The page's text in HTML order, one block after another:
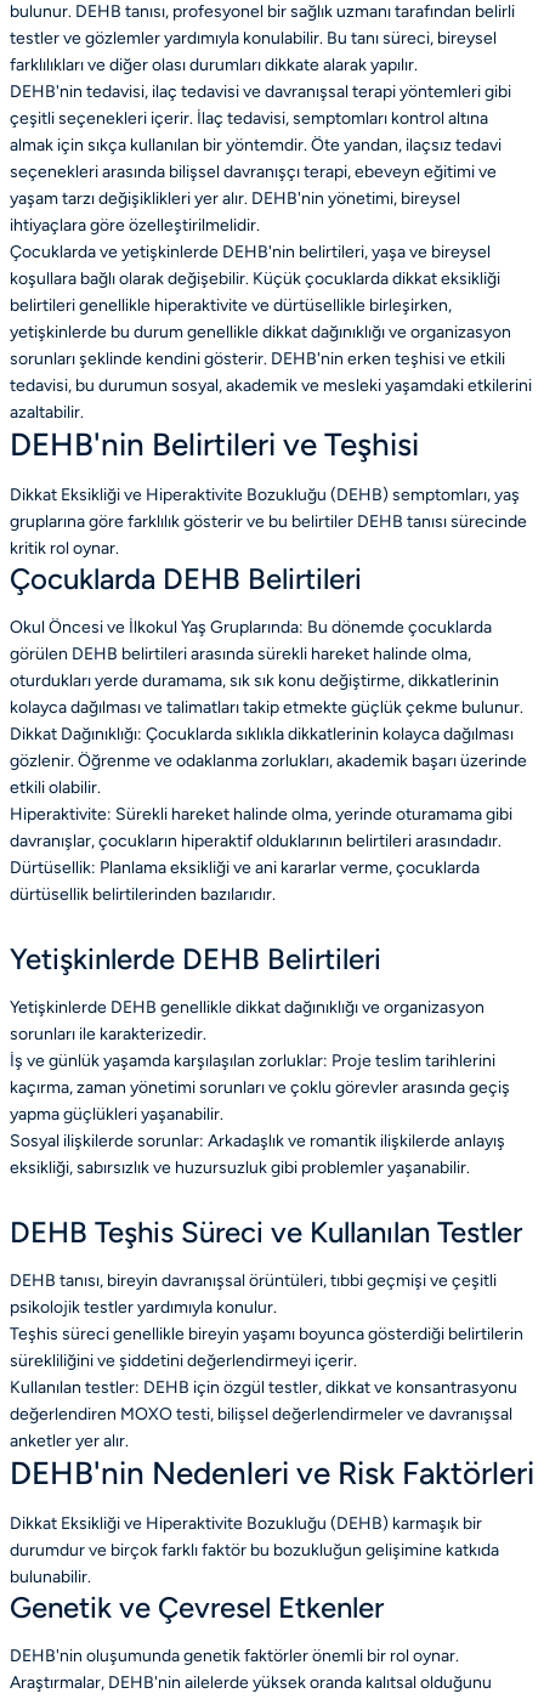
bulunur. DEHB tanısı, profesyonel bir sağlık uzmanı tarafından belirli
testler ve gözlemler yardımıyla konulabilir. Bu tanı süreci, bireysel
farklılıkları ve diğer olası durumları dikkate alarak yapılır.
DEHB'nin tedavisi, ilaç tedavisi ve davranışsal terapi yöntemleri gibi
çeşitli seçenekleri içerir. İlaç tedavisi, semptomları kontrol altına
almak için sıkça kullanılan bir yöntemdir. Öte yandan, ilaçsız tedavi
seçenekleri arasında bilişsel davranışçı terapi, ebeveyn eğitimi ve
yaşam tarzı değişiklikleri yer alır. DEHB'nin yönetimi, bireysel
ihtiyaçlara göre özelleştirilmelidir.
Çocuklarda ve yetişkinlerde DEHB'nin belirtileri, yaşa ve bireysel
koşullara bağlı olarak değişebilir. Küçük çocuklarda dikkat eksikliği
belirtileri genellikle hiperaktivite ve dürtüsellikle birleşirken,
yetişkinlerde bu durum genellikle dikkat dağınıklığı ve organizasyon
sorunları şeklinde kendini gösterir. DEHB'nin erken teşhisi ve etkili
tedavisi, bu durumun sosyal, akademik ve mesleki yaşamdaki etkilerini
azaltabilir.
DEHB'nin Belirtileri ve Teşhisi
Dikkat Eksikliği ve Hiperaktivite Bozukluğu (DEHB) semptomları, yaş
gruplarına göre farklılık gösterir ve bu belirtiler DEHB tanısı sürecinde
kritik rol oynar.
Çocuklarda DEHB Belirtileri
Okul Öncesi ve İlkokul Yaş Gruplarında: Bu dönemde çocuklarda
görülen DEHB belirtileri arasında sürekli hareket halinde olma,
oturdukları yerde duramama, sık sık konu değiştirme, dikkatlerinin
kolayca dağılması ve talimatları takip etmekte güçlük çekme bulunur.
Dikkat Dağınıklığı: Çocuklarda sıklıkla dikkatlerinin kolayca dağılması
gözlenir. Öğrenme ve odaklanma zorlukları, akademik başarı üzerinde
etkili olabilir.
Hiperaktivite: Sürekli hareket halinde olma, yerinde oturamama gibi
davranışlar, çocukların hiperaktif olduklarının belirtileri arasındadır.
Dürtüsellik: Planlama eksikliği ve ani kararlar verme, çocuklarda
dürtüsellik belirtilerinden bazılarıdır.
Yetişkinlerde DEHB Belirtileri
Yetişkinlerde DEHB genellikle dikkat dağınıklığı ve organizasyon
sorunları ile karakterizedir.
İş ve günlük yaşamda karşılaşılan zorluklar: Proje teslim tarihlerini
kaçırma, zaman yönetimi sorunları ve çoklu görevler arasında geçiş
yapma güçlükleri yaşanabilir.
Sosyal ilişkilerde sorunlar: Arkadaşlık ve romantik ilişkilerde anlayış
eksikliği, sabırsızlık ve huzursuzluk gibi problemler yaşanabilir.
DEHB Teşhis Süreci ve Kullanılan Testler
DEHB tanısı, bireyin davranışsal örüntüleri, tıbbi geçmişi ve çeşitli
psikolojik testler yardımıyla konulur.
Teşhis süreci genellikle bireyin yaşamı boyunca gösterdiği belirtilerin
sürekliliğini ve şiddetini değerlendirmeyi içerir.
Kullanılan testler: DEHB için özgül testler, dikkat ve konsantrasyonu
değerlendiren MOXO testi, bilişsel değerlendirmeler ve davranışsal
anketler yer alır.
DEHB'nin Nedenleri ve Risk Faktörleri
Dikkat Eksikliği ve Hiperaktivite Bozukluğu (DEHB) karmaşık bir
durumdur ve birçok farklı faktör bu bozukluğun gelişimine katkıda
bulunabilir.
Genetik ve Çevresel Etkenler
DEHB'nin oluşumunda genetik faktörler önemli bir rol oynar.
Araştırmalar, DEHB'nin ailelerde yüksek oranda kalıtsal olduğunu